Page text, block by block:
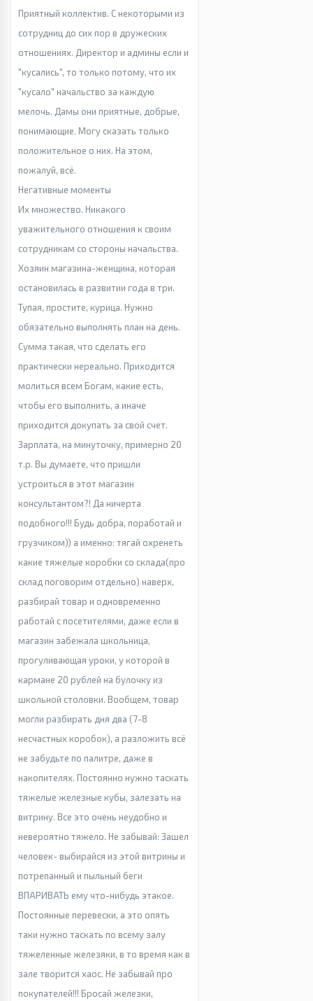
Приятный коллектив. С некоторыми из
сотрудниц до сих пор в дружеских
отношениях. Директор и админы если и
"кусались", то только потому, что их
"кусало" начальство за каждую
мелочь. Дамы они приятные, добрые,
понимающие. Могу сказать только
положительное о них. На этом,
пожалуй, всё.
Негативные моменты
Их множество. Никакого
уважительного отношения к своим
сотрудникам со стороны начальства.
Хозяин магазина-женщина, которая
остановилась в развитии года в три.
Тупая, простите, курица. Нужно
обязательно выполнять план на день.
Сумма такая, что сделать его
практически нереально. Приходится
молиться всем Богам, какие есть,
чтобы его выполнить, а иначе
приходится докупать за свой счет.
Зарплата, на минуточку, примерно 20
т.р. Вы думаете, что пришли
устроиться в этот магазин
консультантом?! Да ничерта
подобного!!! Будь добра, поработай и
грузчиком)) а именно: тягай охренеть
какие тяжелые коробки со склада(про
склад поговорим отдельно) наверх,
разбирай товар и одновременно
работай с посетителями, даже если в
магазин забежала школьница,
прогуливающая уроки, у которой в
кармане 20 рублей на булочку из
школьной столовки. Вообщем, товар
могли разбирать дня два (7-8
несчастных коробок), а разложить всё
не забудьте по палитре, даже в
накопителях. Постоянно нужно таскать
тяжелые железные кубы, залезать на
витрину. Все это очень неудобно и
невероятно тяжело. Не забывай: Зашел
человек- выбирайся из этой витрины и
потрепанный и пыльный беги
ВПАРИВАТЬ ему что-нибудь этакое.
Постоянные перевески, а это опять
таки нужно таскать по всему залу
тяжеленные железяки, в то время как в
зале творится хаос. Не забывай про
покупателей!!! Бросай железки,